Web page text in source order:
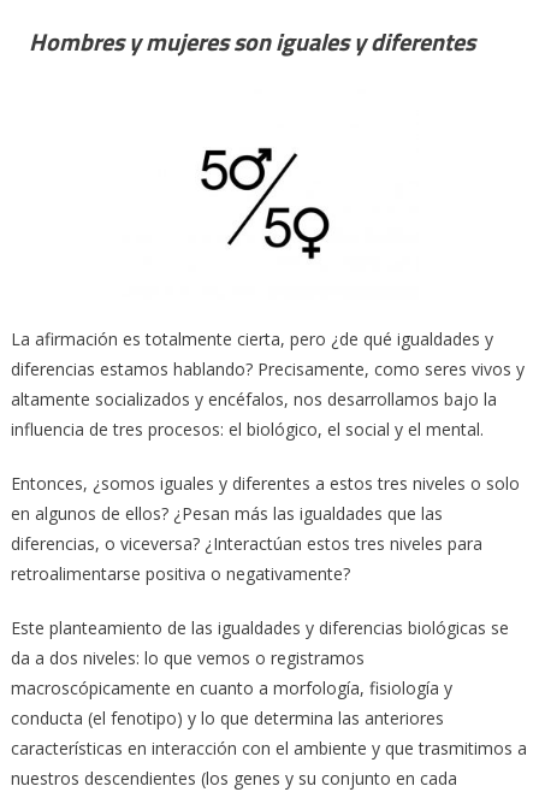
Hombres y mujeres son iguales y diferentes
La afirmación es totalmente cierta, pero ¿de qué igualdades y
diferencias estamos hablando? Precisamente, como seres vivos y
altamente socializados y encéfalos, nos desarrollamos bajo la
influencia de tres procesos: el biológico, el social y el mental.
Entonces, ¿somos iguales y diferentes a estos tres niveles o solo
en algunos de ellos? ¿Pesan más las igualdades que las
diferencias, o viceversa? ¿Interactúan estos tres niveles para
retroalimentarse positiva o negativamente?
Este planteamiento de las igualdades y diferencias biológicas se
da a dos niveles: lo que vemos o registramos
macroscópicamente en cuanto a morfología, fisiología y
conducta (el fenotipo) y lo que determina las anteriores
características en interacción con el ambiente y que trasmitimos a
nuestros descendientes (los genes y su conjunto en cada